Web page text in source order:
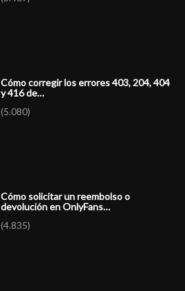
Cómo corregir los errores 403, 204, 404
y 416 de…
(5.080)
Cómo solicitar un reembolso o
devolución en OnlyFans…
(4.835)